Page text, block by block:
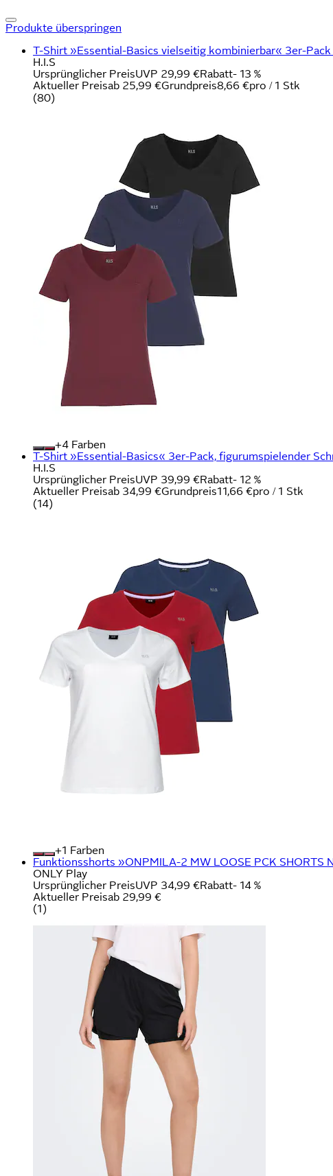
Produkte überspringen
T-Shirt »Essential-Basics vielseitig kombinierbar« 3er-Pack
H.I.S
Ursprünglicher PreisUVP 29,99 €Rabatt- 13 %
Aktueller Preisab 25,99 €Grundpreis8,66 €pro / 1 Stk
(80)
+
Farben
T-Shirt »Essential-Basics« 3er-Pack, figurumspielender
H.I.S
Ursprünglicher PreisUVP 39,99 €Rabatt- 12 %
Aktueller Preisab 34,99 €Grundpreis11,66 €pro / 1 Stk
(14)
+
Farben
Funktionsshorts »ONPMILA-2 MW LOOSE PCK SHORTS
ONLY Play
Ursprünglicher PreisUVP 34,99 €Rabatt- 14 %
Aktueller Preisab 29,99 €
(1)